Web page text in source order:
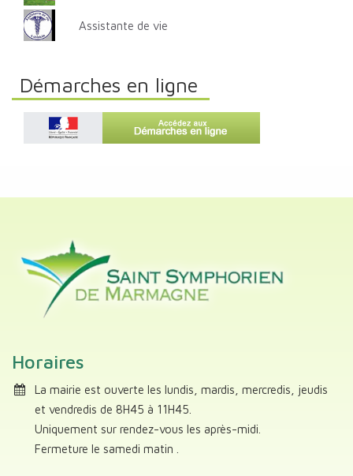
Assistante de vie
Démarches en ligne
Horaires
La mairie est ouverte les lundis, mardis, mercredis, jeudis
et vendredis de 8H45 à 11H45.
Uniquement sur rendez-vous les après-midi.
Fermeture le samedi matin .